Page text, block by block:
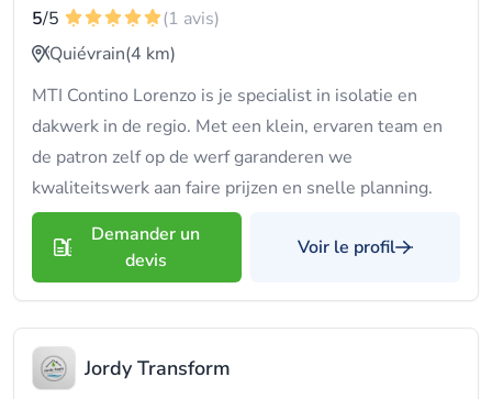
5/5
(1 avis)
Quiévrain(4 km)
MTI Contino Lorenzo is je specialist in isolatie en
dakwerk in de regio. Met een klein, ervaren team en
de patron zelf op de werf garanderen we
kwaliteitswerk aan faire prijzen en snelle planning.
Demander un
devis
Voir le profil
Jordy Transform